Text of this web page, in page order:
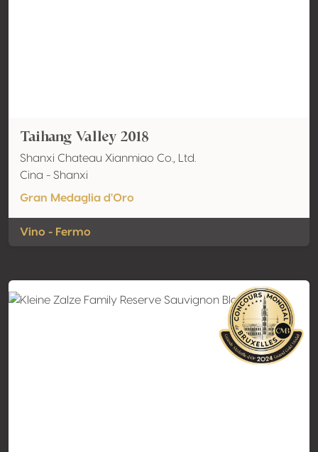
Taihang Valley 2018
Shanxi Chateau Xianmiao Co., Ltd.
Cina - Shanxi
Gran Medaglia d'Oro
Vino - Fermo